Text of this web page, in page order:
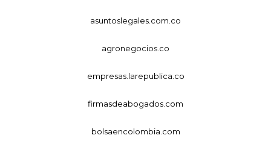
asuntoslegales.com.co
agronegocios.co
empresas.larepublica.co
firmasdeabogados.com
bolsaencolombia.com